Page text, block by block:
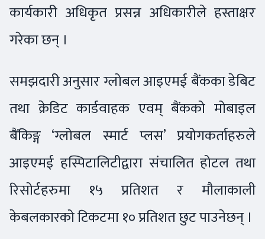
कार्यकारी अधिकृत प्रसन्न अधिकारीले हस्ताक्षर
गरेका छन् ।
समझदारी अनुसार ग्लोबल आइएमई बैंकका डेबिट
तथा क्रेडिट कार्डवाहक एवम् बैंकको मोबाइल
बैंकिङ्ग ‘ग्लोबल स्मार्ट प्लस’ प्रयोगकर्ताहरुले
आइएमई हस्पिटालिटीद्वारा संचालित होटल तथा
रिसोर्टहरुमा १५ प्रतिशत र मौलाकाली
केबलकारको टिकटमा १० प्रतिशत छुट पाउनेछन् ।